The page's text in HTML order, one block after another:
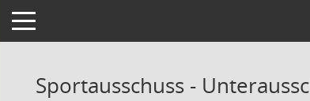
Toggle navigation
Sportausschuss -